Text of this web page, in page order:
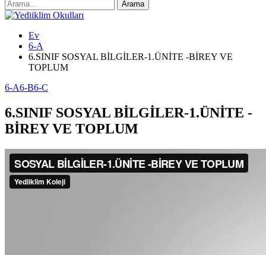
Ev
6-A
6.SINIF SOSYAL BİLGİLER-1.ÜNİTE -BİREY VE
TOPLUM
6-A6-B6-C
6.SINIF SOSYAL BİLGİLER-1.ÜNİTE -
BİREY VE TOPLUM